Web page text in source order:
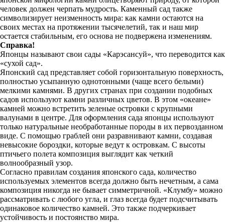
человек должен черпать мудрость. Каменный сад также
символизирует неизменность мира: как камни остаются на
своих местах на протяжении тысячелетий, так и наш мир
остается стабильным, его основа не подвержена изменениям.
Справка!
Японцы называют свои сады «Карэсансуй», что переводится как
«сухой сад».
Японский сад представляет собой горизонтальную поверхность,
полностью усыпанную однотонными (чаще всего белыми)
мелкими камнями. В других странах при создании подобных
садов используют камни различных цветов. В этом «океане»
камней можно встретить зеленые островки с крупными
валунами в центре. Для оформления сада японцы используют
только натуральные необработанные породы в их первозданном
виде. С помощью граблей они разравнивают камни, создавая
невысокие бороздки, которые ведут к островкам. С высоты
птичьего полета композиция выглядит как четкий
волнообразный узор.
Согласно правилам создания японского сада, количество
используемых элементов всегда должно быть нечетным, а сама
композиция никогда не бывает симметричной. «Клумбу» можно
рассматривать с любого угла, и глаз всегда будет подсчитывать
одинаковое количество камней. Это также подчеркивает
устойчивость и постоянство мира.